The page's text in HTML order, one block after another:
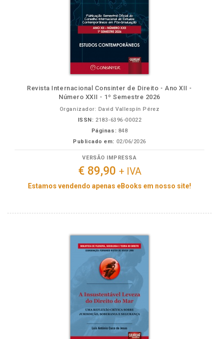
Revista Internacional Consinter de Direito - Ano XII -
Número XXII - 1º Semestre 2026
Organizador: David Vallespín Pérez
ISSN: 2183-6396-00022
Páginas: 848
Publicado em: 02/06/2026
VERSÃO IMPRESSA
€ 89,90 + IVA
Estamos vendendo apenas eBooks em nosso site!